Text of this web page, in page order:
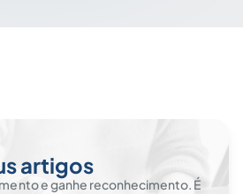
artigos
e ganhe reconhecimento. É